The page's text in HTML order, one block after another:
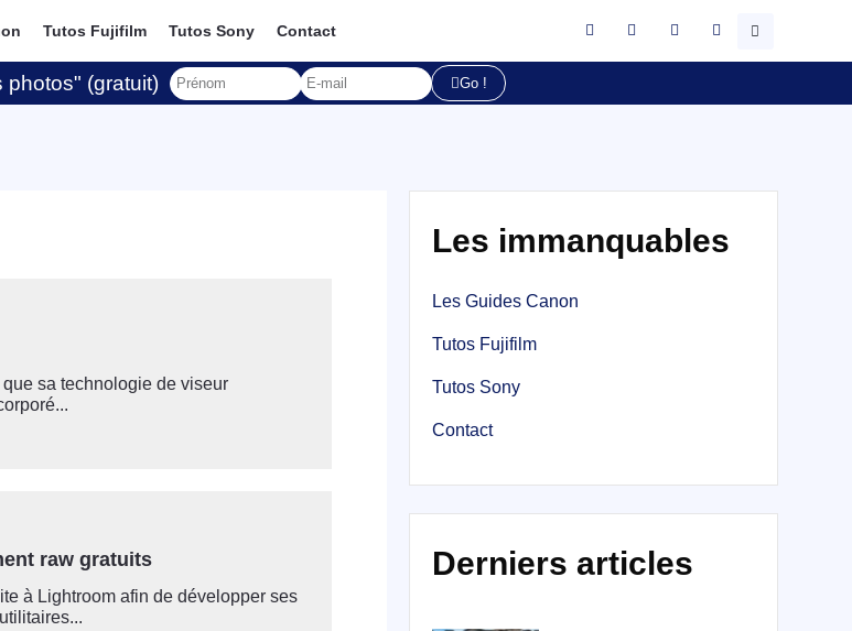
Tutos Fujifilm Tutos Sony Contact
photos" (gratuit) Go !
sa technologie de viseur
raw gratuits
à Lightroom afin de développer ses
Les immanquables
Les Guides Canon
Tutos Fujifilm
Tutos Sony
Contact
Derniers articles